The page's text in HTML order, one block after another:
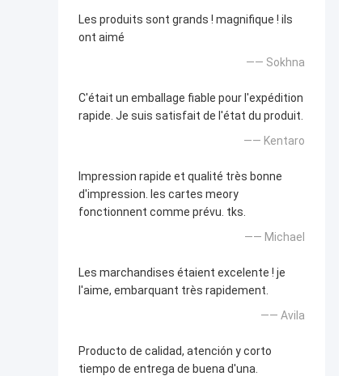
Les produits sont grands ! magnifique ! ils
ont aimé
—— Sokhna
C'était un emballage fiable pour l'expédition
rapide. Je suis satisfait de l'état du produit.
—— Kentaro
Impression rapide et qualité très bonne
d'impression. les cartes meory
fonctionnent comme prévu. tks.
—— Michael
Les marchandises étaient excelente ! je
l'aime, embarquant très rapidement.
—— Avila
Producto de calidad, atención y corto
tiempo de entrega de buena d'una.